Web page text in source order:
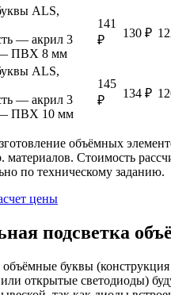
ALS,
— акрил 3
— ПВХ 8 мм
141
₽
130 ₽
ALS,
— акрил 3
— ПВХ 10 мм
145
₽
134 ₽
объёмных
материалов. Стоимость
по техническому заданию.
цены
подсветка
буквы (конструкция
открытые светодиоды)